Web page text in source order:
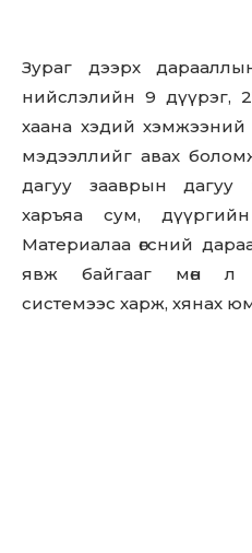
Зураг дээрх
нийслэлийн 9 дүүрэг,
хаана хэдий хэмжээний
мэдээллийг авах
дагуу зааврын дагуу
харъяа сум,
Материалаа өгсний
явж байгааг мөн л
системээс харж, хянах